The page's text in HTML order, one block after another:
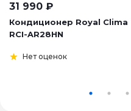
31 990 ₽
Кондиционер Royal Clima
RCI-AR28HN
Нет оценок